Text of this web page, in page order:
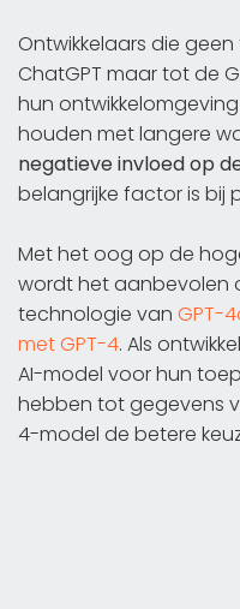
Ontwikkelaars die
ChatGPT maar tot de
hun
houden met langere
negatieve invloed op
belangrijke factor is bij
Met het oog op de
wordt het aanbevolen
technologie van GPT-
met GPT-4. Als
AI-model voor hun
hebben tot gegevens
4-model de betere